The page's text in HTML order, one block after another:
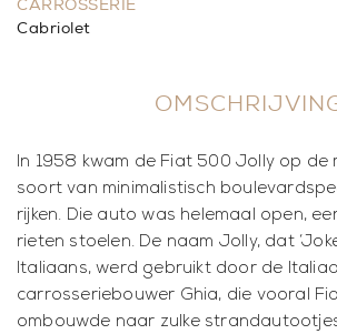
CARROSSERIE
Cabriolet
In 1958 kwam de Fiat 500 Jolly op de
soort van minimalistisch
rijken. Die auto was helemaal open,
rieten stoelen. De naam Jolly, dat
Italiaans, werd gebruikt door de
carrosseriebouwer Ghia, die vooral
ombouwde naar zulke